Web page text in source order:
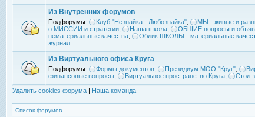
Из Внутренних форумов
Подфорумы: Клуб "Незнайка - Любознайка" МЫ - живые и
о МИССИИ и стратегии
Наша школа ОБЩИЕ вопросы и
нематериальные качества
Облик ШКОЛЫ - материальные
журнал
Из Виртуального офиса Круга
Подфорумы: Формы документов Президиум МОО "Круг"
финансовые вопросы
Виртуальное пространство Круга Стол
Удалить cookies форума | Наша команда
Список форумов